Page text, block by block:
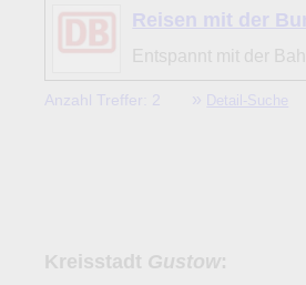
Reisen mit der
Entspannt mit der
Anzahl Treffer: 2 » Detail-Suche
zu c) Das Familien-Niveau
und Unterkunft-Angeboten am
Kreisstadt Gustow: